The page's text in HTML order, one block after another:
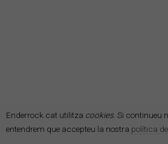
Enderrock.cat utilitza cookies. Si continueu
entendrem que accepteu la nostra política de